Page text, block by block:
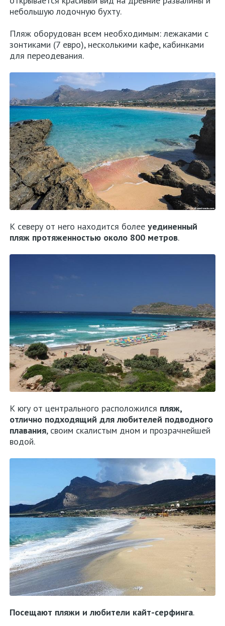
небольшую лодочную бухту.
Пляж оборудован всем необходимым: лежаками с
зонтиками (7 евро), несколькими кафе, кабинками
для переодевания.
К северу от него находится более уединенный
пляж протяженностью около 800 метров.
К югу от центрального расположился пляж,
отлично подходящий для любителей подводного
плавания, своим скалистым дном и прозрачнейшей
водой.
Посещают пляжи и любители кайт-серфинга.